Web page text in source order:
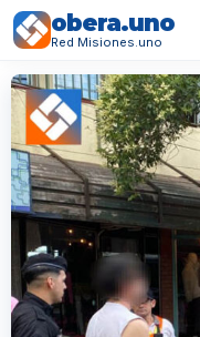
obera.uno
Red Misiones.uno